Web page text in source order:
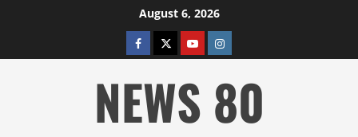
August 6, 2026
facebooktwitterYOUTUBE
instagram
NEWS 80